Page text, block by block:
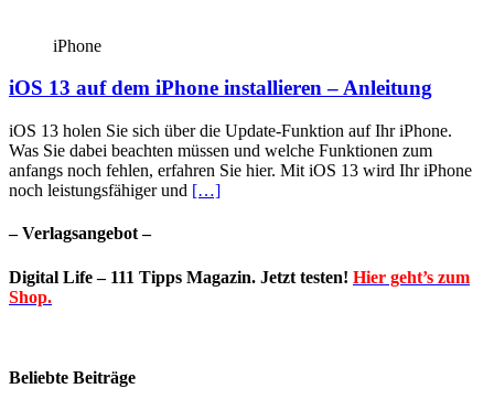
iPhone
iOS 13 auf dem iPhone installieren – Anleitung
iOS 13 holen Sie sich über die Update-Funktion auf Ihr iPhone.
Was Sie dabei beachten müssen und welche Funktionen zum
anfangs noch fehlen, erfahren Sie hier. Mit iOS 13 wird Ihr iPhone
noch leistungsfähiger und […]
– Verlagsangebot –
Digital Life – 111 Tipps Magazin. Jetzt testen! Hier geht’s zum
Shop.
Beliebte Beiträge